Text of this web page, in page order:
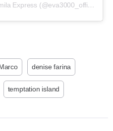
Un post condiviso da Eva Tremila Express (@eva3000_official)
denise farina
temptation island